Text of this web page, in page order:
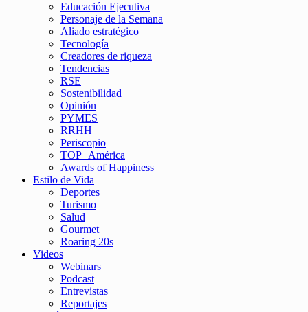
Educación Ejecutiva
Personaje de la Semana
Aliado estratégico
Tecnología
Creadores de riqueza
Tendencias
RSE
Sostenibilidad
Opinión
PYMES
RRHH
Periscopio
TOP+América
Awards of Happiness
Estilo de Vida
Deportes
Turismo
Salud
Gourmet
Roaring 20s
Videos
Webinars
Podcast
Entrevistas
Reportajes